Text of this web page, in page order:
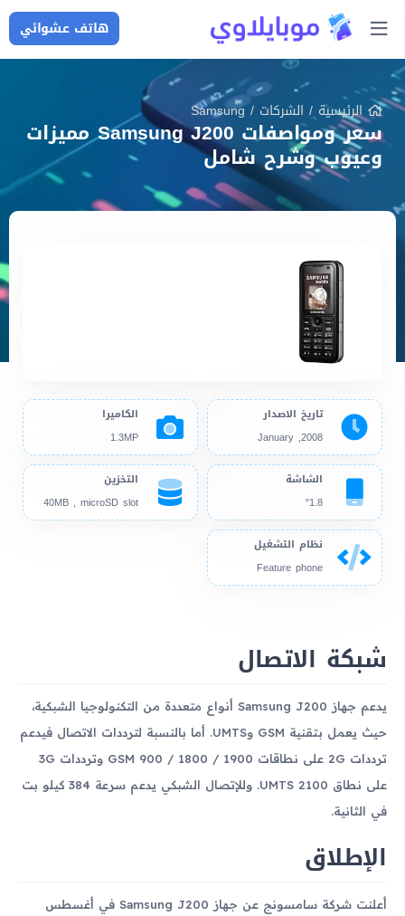
هاتف عشوائي
الرئيسية/ الشركات /
Samsung
سعر ومواصفات Samsung J200 مميزات
وعيوب وشرح شامل
تاريخ الاصدار
2008, January
الكاميرا
1.3MP
الشاشة
1.8"
التخزين
40MB , microSD slot
نظام التشغيل
Feature phone
شبكة الاتصال
يدعم جهاز Samsung J200 أنواع متعددة من التكنولوجيا الشبكية،
حيث يعمل بتقنية GSM وUMTS. أما بالنسبة لترددات الاتصال فيدعم
ترددات 2G على نطاقات GSM 900 / 1800 / 1900 وترددات 3G
على نطاق UMTS 2100. وللإتصال الشبكي يدعم سرعة 384 كيلو بت
في الثانية.
الإطلاق
أعلنت شركة سامسونج عن جهاز Samsung J200 في أغسطس